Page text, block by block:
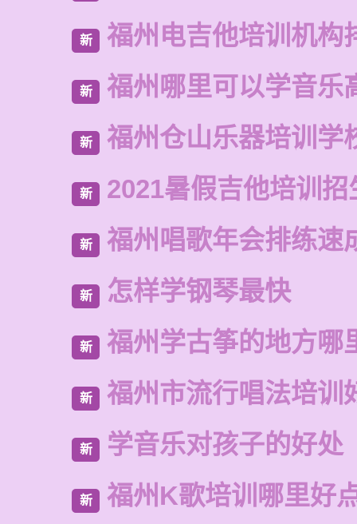
新 福州电吉他培训机构
新 福州哪里可以学音乐
新 福州仓山乐器培训学
新 2021暑假吉他培训招
新 福州唱歌年会排练速
新 怎样学钢琴最快
新 福州学古筝的地方哪
新 福州市流行唱法培训
新 学音乐对孩子的好处
新 福州K歌培训哪里好